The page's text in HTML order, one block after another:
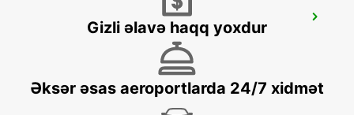
HELSINGOER - IKC -
HELSINGOER - DENMARK
Gizli əlavə haqq yoxdur
Əksər əsas aeroportlarda 24/7 xidmət